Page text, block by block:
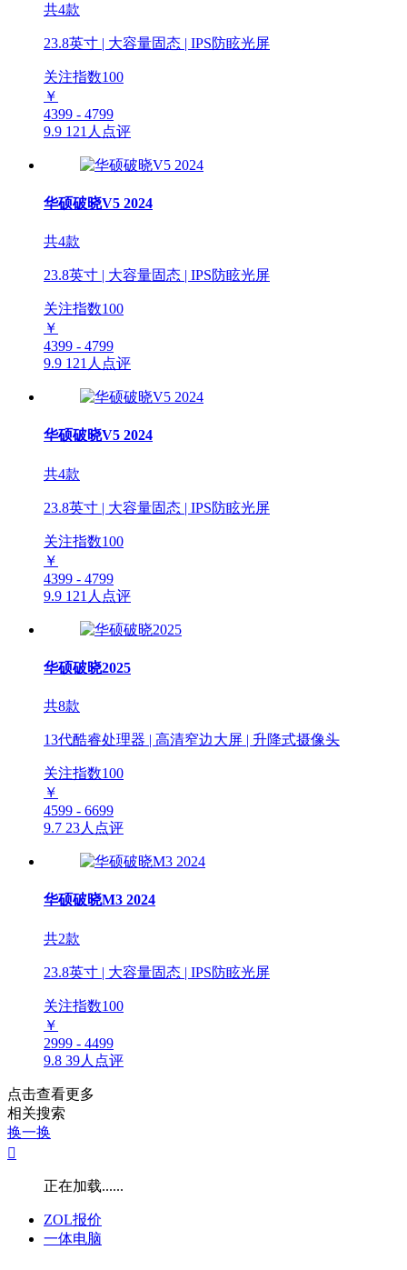
共4款
23.8英寸 | 大容量固态 | IPS防眩光屏
关注指数100
￥
4399 - 4799
9.9 121人点评
华硕破晓V5 2024
共4款
23.8英寸 | 大容量固态 | IPS防眩光屏
关注指数100
￥
4399 - 4799
9.9 121人点评
华硕破晓V5 2024
共4款
23.8英寸 | 大容量固态 | IPS防眩光屏
关注指数100
￥
4399 - 4799
9.9 121人点评
华硕破晓2025
共8款
13代酷睿处理器 | 高清窄边大屏 | 升降式摄像头
关注指数100
￥
4599 - 6699
9.7 23人点评
华硕破晓M3 2024
共2款
23.8英寸 | 大容量固态 | IPS防眩光屏
关注指数100
￥
2999 - 4499
9.8 39人点评
点击查看更多
相关搜索
换一换

正在加载......
ZOL报价
一体电脑